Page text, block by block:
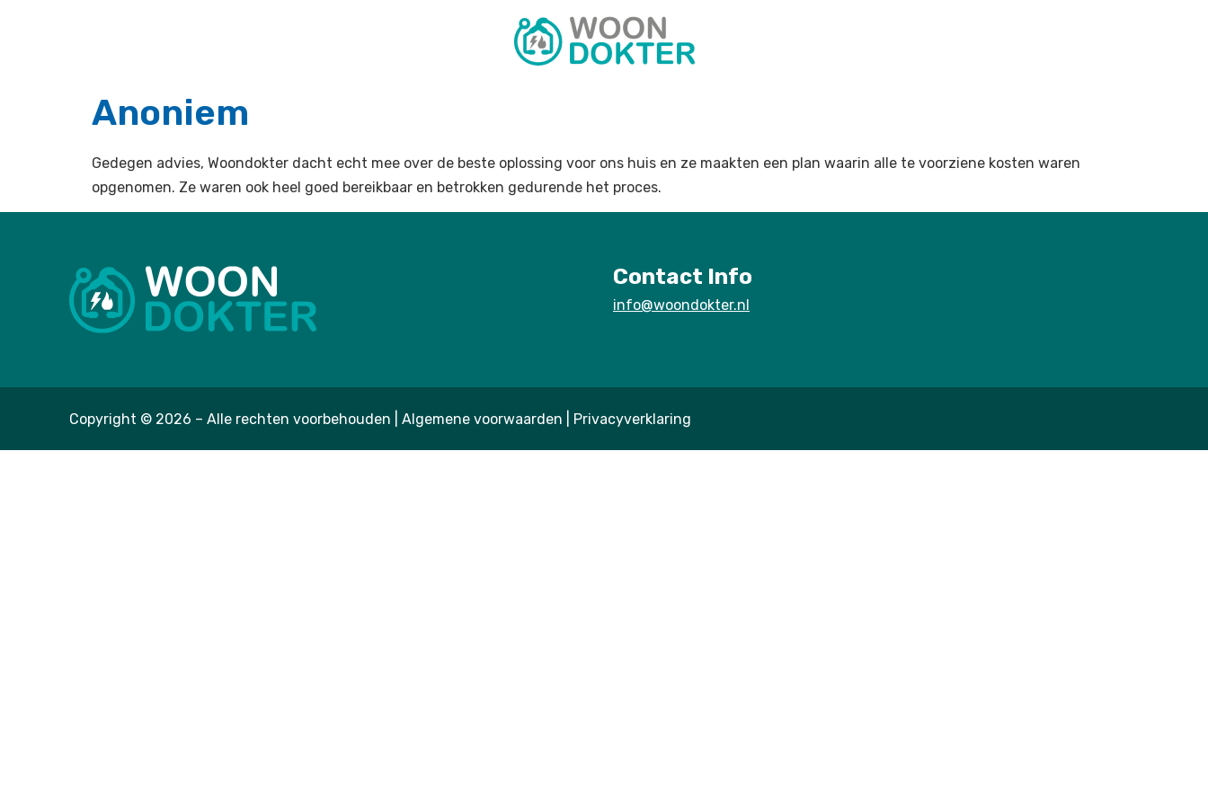
Anoniem
Gedegen advies, Woondokter dacht echt mee over de beste oplossing voor ons huis en ze maakten een plan waarin alle te voorziene kosten waren
opgenomen. Ze waren ook heel goed bereikbaar en betrokken gedurende het proces.
Contact Info
info@woondokter.nl
Copyright © 2026 – Alle rechten voorbehouden |Algemene voorwaarden Privacyverklaring